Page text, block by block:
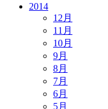
2014
12月
11月
10月
9月
8月
7月
6月
5月